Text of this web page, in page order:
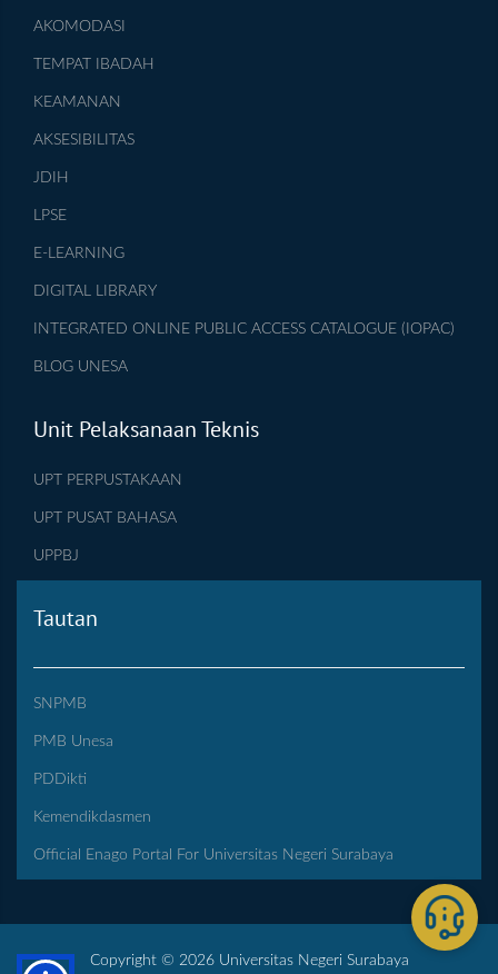
AKOMODASI
TEMPAT IBADAH
KEAMANAN
AKSESIBILITAS
JDIH
LPSE
E-LEARNING
DIGITAL LIBRARY
INTEGRATED ONLINE PUBLIC ACCESS CATALOGUE (IOPAC)
BLOG UNESA
Unit Pelaksanaan Teknis
UPT PERPUSTAKAAN
UPT PUSAT BAHASA
UPPBJ
Tautan
SNPMB
PMB Unesa
PDDikti
Kemendikdasmen
Official Enago Portal For Universitas Negeri Surabaya
Copyright © 2026 Universitas Negeri Surabaya